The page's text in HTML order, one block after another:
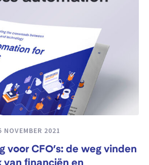
NOVEMBER 2021
voor CFO’s: de weg vinden